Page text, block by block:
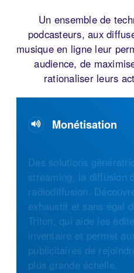
Un ensemble de
podcasteurs, aux
musique en ligne leur
audience, de
rationaliser leurs
Monétisation
Des solutions
streaming, la diffusion
radiodiffusion.
exhaustif et sans égal
Triton, qui aide les
inventaire et permet
publicitaires de
plus grande échelle.